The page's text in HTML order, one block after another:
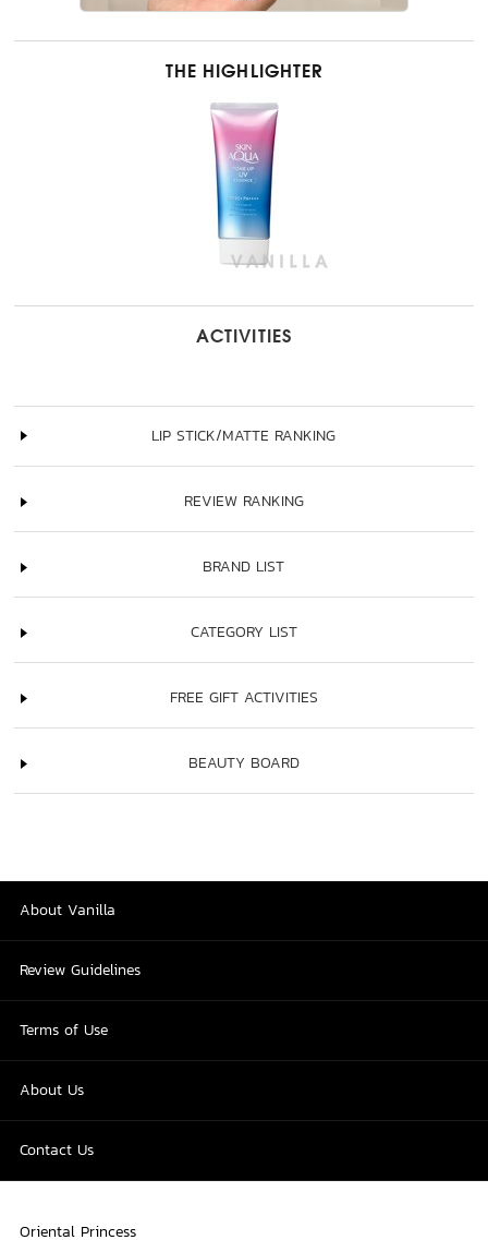
THE HIGHLIGHTER
ACTIVITIES
LIP STICK/MATTE RANKING
REVIEW RANKING
BRAND LIST
CATEGORY LIST
FREE GIFT ACTIVITIES
BEAUTY BOARD
About Vanilla
Review Guidelines
Terms of Use
About Us
Contact Us
Oriental Princess